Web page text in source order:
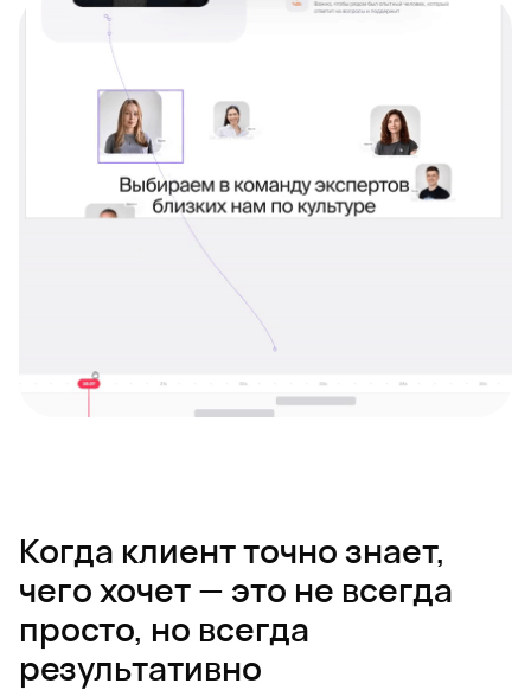
Когда клиент точно знает,
чего хочет — это не всегда
просто, но всегда
результативно